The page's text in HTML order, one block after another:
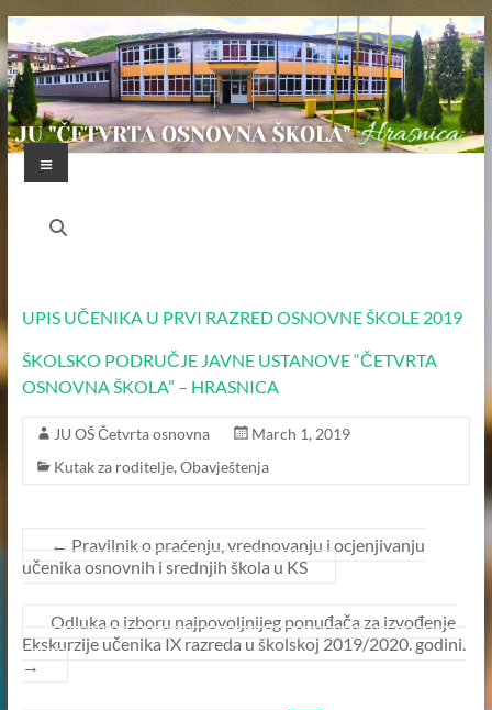
Skip
to
content
JU
ŠKOLA"
HRASNICA
BOSNE
KANTON
SARAJEVO
OPĆINA
ILIDŽA
SARAJEVO
Menu
UPIS UČENIKA U PRVI RAZRED OSNOVNE ŠKOLE 2019
ŠKOLSKO PODRUČJE JAVNE USTANOVE “ČETVRTA
OSNOVNA ŠKOLA” – HRASNICA
JU OŠ Četvrta osnovna
March 1, 2019
Kutak za roditelje, Obavještenja
← Pravilnik o praćenju, vrednovanju i ocjenjivanju
učenika osnovnih i srednjih škola u KS
Odluka o izboru najpovoljnijeg ponuđača za izvođenje
Ekskurzije učenika IX razreda u školskoj 2019/2020. godini.
→